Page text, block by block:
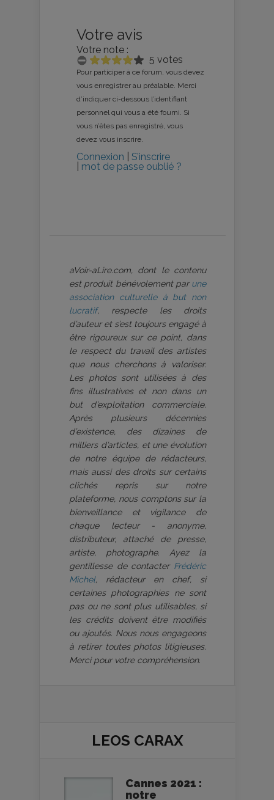
Votre avis
Votre note :
5 votes
Pour participer à ce forum, vous devez
vous enregistrer au préalable. Merci
d’indiquer ci-dessous l’identifiant
personnel qui vous a été fourni. Si
vous n’êtes pas enregistré, vous
devez vous inscrire.
Connexion
S’inscrire
mot de passe oublié ?
aVoir-aLire.com, dont le contenu
est produit bénévolement par une
association culturelle à but non
lucratif, respecte les droits
d’auteur et s’est toujours engagé à
être rigoureux sur ce point, dans
le respect du travail des artistes
que nous cherchons à valoriser.
Les photos sont utilisées à des
fins illustratives et non dans un
but d’exploitation commerciale.
Après plusieurs décennies
d’existence, des dizaines de
milliers d’articles, et une évolution
de notre équipe de rédacteurs,
mais aussi des droits sur certains
clichés repris sur notre
plateforme, nous comptons sur la
bienveillance et vigilance de
chaque lecteur - anonyme,
distributeur, attaché de presse,
artiste, photographe. Ayez la
gentillesse de contacter Frédéric
Michel, rédacteur en chef, si
certaines photographies ne sont
pas ou ne sont plus utilisables, si
les crédits doivent être modifiés
ou ajoutés. Nous nous engageons
à retirer toutes photos litigieuses.
Merci pour votre compréhension.
LEOS CARAX
Cannes 2021 :
notre